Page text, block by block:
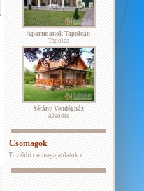
Apartmanok Tapolcán
Tapolca
Sétány Vendégház
Alsóörs
Csomagok
További csomagajánlatok »